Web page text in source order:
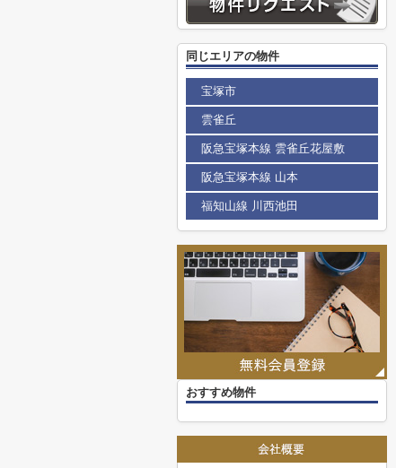
同じエリアの物件
宝塚市
雲雀丘
阪急宝塚本線 雲雀丘花屋敷
阪急宝塚本線 山本
福知山線 川西池田
おすすめ物件